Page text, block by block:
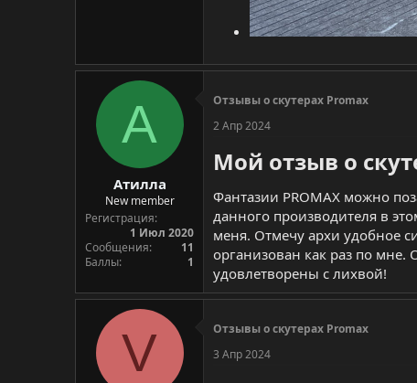
А
Атилла
New member
Регистрация
1 Июл 2020
Сообщения
11
Баллы
1
Отзывы о скутерах Promax
2 Апр 2024
Мой отзыв о
Фантазии PROMAX можно
данного производителя в
меня. Отмечу архи удобное
организован как раз по
удовлетворены с лихвой!
V
Отзывы о скутерах Promax
3 Апр 2024